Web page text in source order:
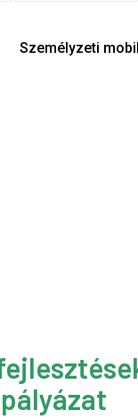
Személyzeti